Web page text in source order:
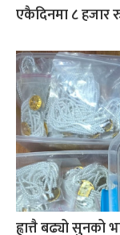
एकैदिनमा ८ हजार
ह्वात्तै बढ्यो सुनको